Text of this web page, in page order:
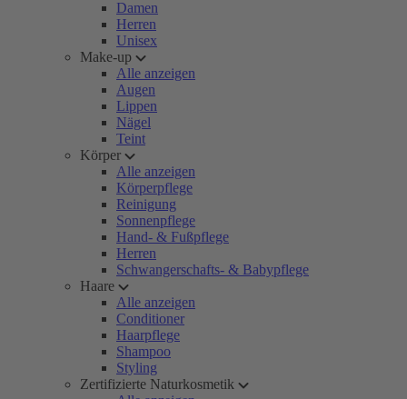
Damen
Herren
Unisex
Make-up
Alle anzeigen
Augen
Lippen
Nägel
Teint
Körper
Alle anzeigen
Körperpflege
Reinigung
Sonnenpflege
Hand- & Fußpflege
Herren
Schwangerschafts- & Babypflege
Haare
Alle anzeigen
Conditioner
Haarpflege
Shampoo
Styling
Zertifizierte Naturkosmetik